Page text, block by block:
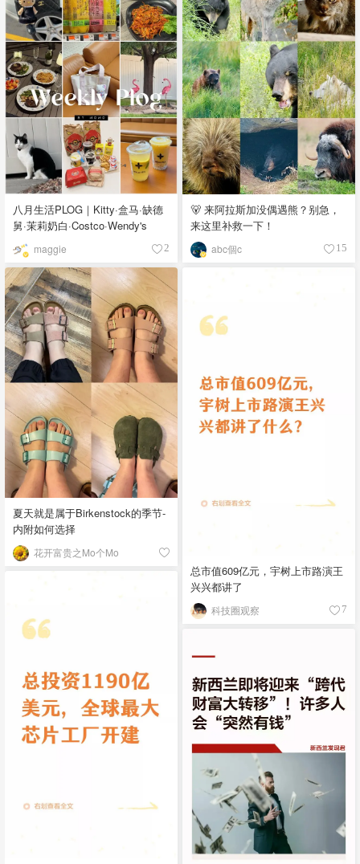
八月生活PLOG｜Kitty·盒马·缺德
舅·茉莉奶白·Costco·Wendy's
maggie 2
🐻 来阿拉斯加没偶遇熊？别急，
来这里补救一下！
abc個c 15
夏天就是属于Birkenstock的季节-
内附如何选择
花开富贵之Mo个Mo
总市值609亿元，宇树上市路演王
兴兴都讲了
科技圈观察 7